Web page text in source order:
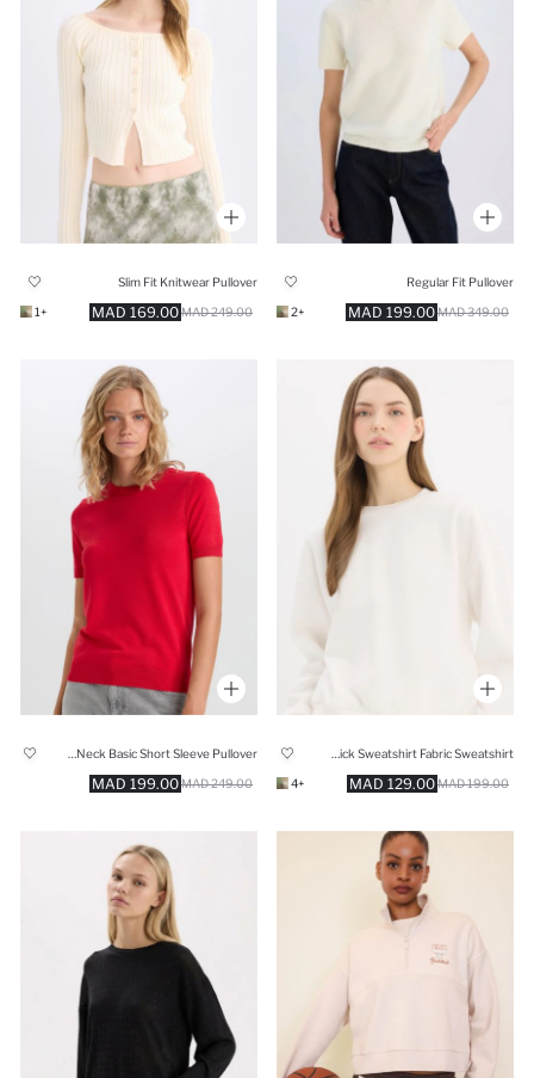
Regular Fit Pullover
199.00 MAD 349.00 MAD
+2
Slim Fit Knitwear Pullover
169.00 MAD 249.00 MAD
+1
129.00 MAD 199.00 MAD
+4
199.00 MAD 249.00 MAD